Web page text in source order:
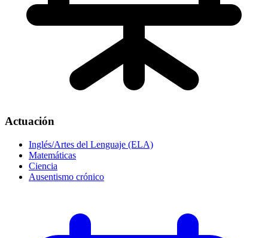
Actuación
Inglés/Artes del Lenguaje (ELA)
Matemáticas
Ciencia
Ausentismo crónico